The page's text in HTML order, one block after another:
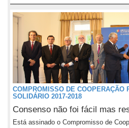
COMPROMISSO DE COOPERAÇÃO
SOLIDÁRIO 2017-2018
Consenso não foi fácil mas
Está assinado o Compromisso de